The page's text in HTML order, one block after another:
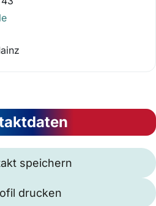
speichern
drucken